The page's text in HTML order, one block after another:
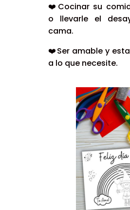
❤️Cocinar su
o llevarle el
cama.
❤️Ser amable y
a lo que necesite.